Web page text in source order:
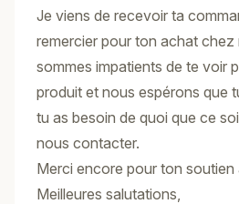
Je viens de recevoir ta
remercier pour ton achat chez
sommes impatients de te voir
produit et nous espérons que
tu as besoin de quoi que ce
nous contacter.
Merci encore pour ton soutien
Meilleures salutations,